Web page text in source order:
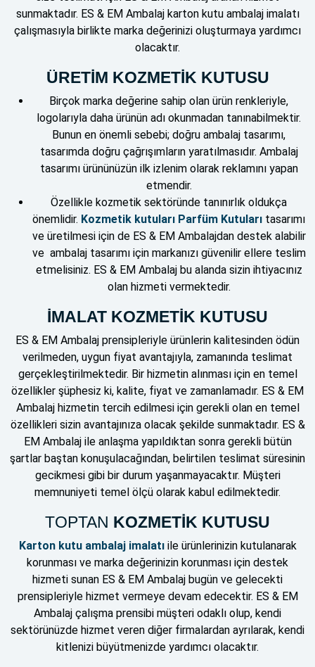
sunmaktadır. ES & EM Ambalaj karton kutu ambalaj imalatı
çalışmasıyla birlikte marka değerinizi oluşturmaya yardımcı
olacaktır.
ÜRETİM KOZMETİK KUTUSU
Birçok marka değerine sahip olan ürün renkleriyle,
logolarıyla daha ürünün adı okunmadan tanınabilmektir.
Bunun en önemli sebebi; doğru ambalaj tasarımı,
tasarımda doğru çağrışımların yaratılmasıdır. Ambalaj
tasarımı ürününüzün ilk izlenim olarak reklamını yapan
etmendir.
Özellikle kozmetik sektöründe tanınırlık oldukça
önemlidir. Kozmetik kutuları Parfüm Kutuları tasarımı
ve üretilmesi için de ES & EM Ambalajdan destek alabilir
ve ambalaj tasarımı için markanızı güvenilir ellere teslim
etmelisiniz. ES & EM Ambalaj bu alanda sizin ihtiyacınız
olan hizmeti vermektedir.
İMALAT KOZMETİK KUTUSU
ES & EM Ambalaj prensipleriyle ürünlerin kalitesinden ödün
verilmeden, uygun fiyat avantajıyla, zamanında teslimat
gerçekleştirilmektedir. Bir hizmetin alınması için en temel
özellikler şüphesiz ki, kalite, fiyat ve zamanlamadır. ES & EM
Ambalaj hizmetin tercih edilmesi için gerekli olan en temel
özellikleri sizin avantajınıza olacak şekilde sunmaktadır. ES &
EM Ambalaj ile anlaşma yapıldıktan sonra gerekli bütün
şartlar baştan konuşulacağından, belirtilen teslimat süresinin
gecikmesi gibi bir durum yaşanmayacaktır. Müşteri
memnuniyeti temel ölçü olarak kabul edilmektedir.
TOPTAN KOZMETİK KUTUSU
Karton kutu ambalaj imalatıile ürünlerinizin kutulanarak
korunması ve marka değerinizin korunması için destek
hizmeti sunan ES & EM Ambalaj bugün ve gelecekti
prensipleriyle hizmet vermeye devam edecektir. ES & EM
Ambalaj çalışma prensibi müşteri odaklı olup, kendi
sektörünüzde hizmet veren diğer firmalardan ayrılarak, kendi
kitlenizi büyütmenizde yardımcı olacaktır.